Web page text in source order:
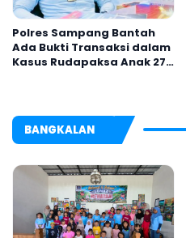
Polres Sampang Bantah
Ada Bukti Transaksi dalam
Kasus Rudapaksa Anak 27
BANGKALAN